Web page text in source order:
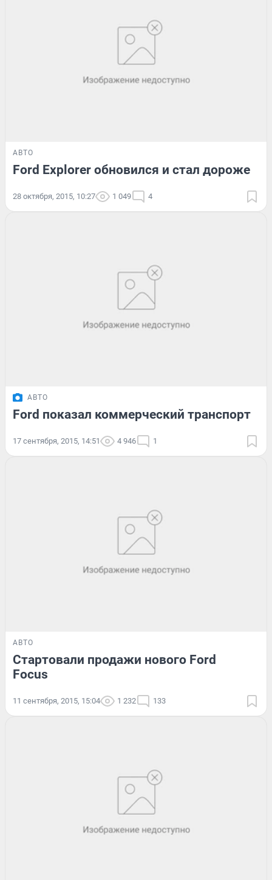
АВТО
Ford Explorer обновился и стал дороже
28 октября, 2015, 10:27 1 049 4
АВТО
Ford показал коммерческий транспорт
17 сентября, 2015, 14:51 4 946 1
АВТО
Стартовали продажи нового Ford
Focus
11 сентября, 2015, 15:04 1 232 133